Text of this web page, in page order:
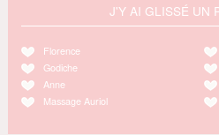
J'Y AI GLISSÉ UN
Florence
Godiche
Anne
Massage Auriol